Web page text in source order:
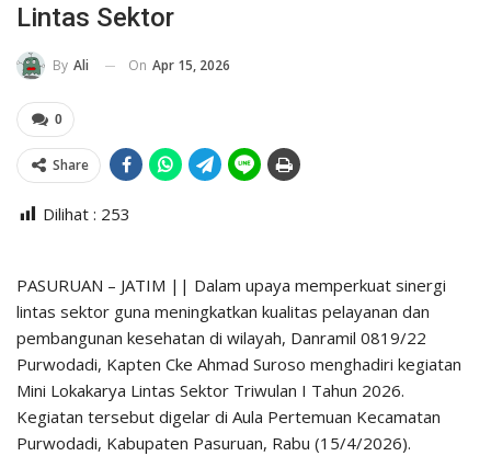
Lintas Sektor
By Ali On Apr 15, 2026
0
Share
Dilihat : 253
PASURUAN – JATIM || Dalam upaya memperkuat sinergi
lintas sektor guna meningkatkan kualitas pelayanan dan
pembangunan kesehatan di wilayah, Danramil 0819/22
Purwodadi, Kapten Cke Ahmad Suroso menghadiri kegiatan
Mini Lokakarya Lintas Sektor Triwulan I Tahun 2026.
Kegiatan tersebut digelar di Aula Pertemuan Kecamatan
Purwodadi, Kabupaten Pasuruan, Rabu (15/4/2026).